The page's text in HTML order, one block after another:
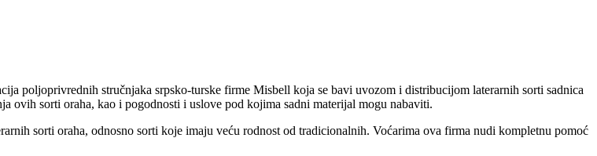
poljoprivrednih stručnjaka srpsko-turske firme Misbell koja se bavi uvozom i distribucijom laterarnih sorti sadnica
ovih sorti oraha, kao i pogodnosti i uslove pod kojima sadni materijal mogu nabaviti.
sorti oraha, odnosno sorti koje imaju veću rodnost od tradicionalnih. Voćarima ova firma nudi kompletnu pomoć